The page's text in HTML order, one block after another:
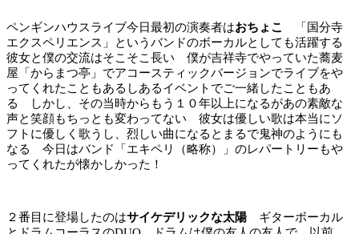
ペンギンハウスライブ今日最初の演奏者はおちょこ
「国分寺
エクスペリエンス」というバンドのボーカルとしても活躍する
彼女と僕の交流はそこそこ長い 僕が吉祥寺でやっていた蕎麦
屋「からまつ亭」でアコースティックバージョンでライブをや
ってくれたこともあるしあるイベントでご一緒したこともあ
る しかし、その当時からもう１０年以上になるがあの素敵な
声と笑顔もちっとも変わってない 彼女は優しい歌は本当にソ
フトに優しく歌うし、烈しい曲になるとまるで鬼神のようにも
なる 今日はバンド「エキペリ（略称）」のレパートリーもや
ってくれたが懐かしかった！
２番目に登場したのはサイケデリックな太陽 ギターボーカル